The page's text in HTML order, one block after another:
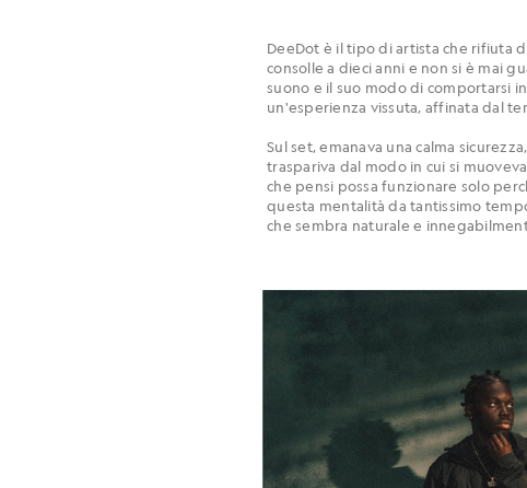
DeeDot è il tipo di artista che rifiuta
consolle a dieci anni e non si è mai
suono e il suo modo di comportarsi
un'esperienza vissuta, affinata dal
Sul set, emanava una calma
traspariva dal modo in cui si
che pensi possa funzionare solo
questa mentalità da tantissimo
che sembra naturale e